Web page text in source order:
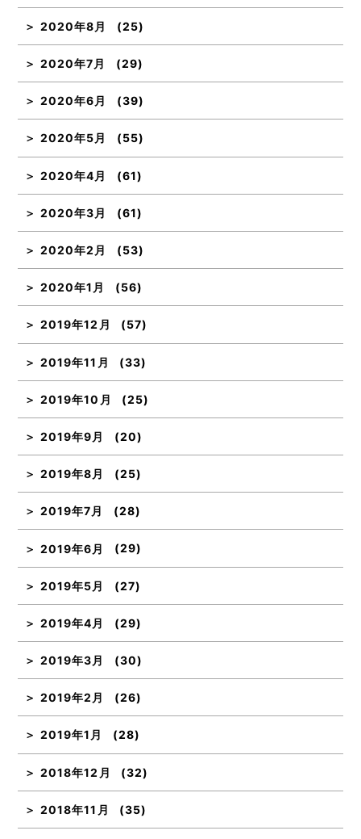
2020年8月 (25)
2020年7月 (29)
2020年6月 (39)
2020年5月 (55)
2020年4月 (61)
2020年3月 (61)
2020年2月 (53)
2020年1月 (56)
2019年12月 (57)
2019年11月 (33)
2019年10月 (25)
2019年9月 (20)
2019年8月 (25)
2019年7月 (28)
2019年6月 (29)
2019年5月 (27)
2019年4月 (29)
2019年3月 (30)
2019年2月 (26)
2019年1月 (28)
2018年12月 (32)
2018年11月 (35)